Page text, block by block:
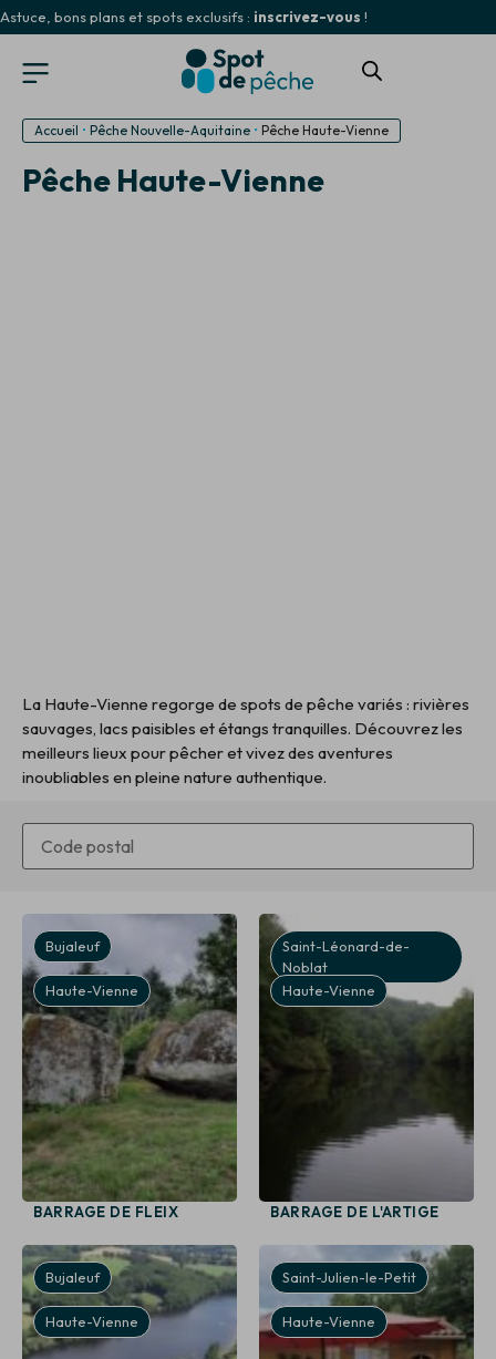
Astuce, bons plans et spots exclusifs : inscrivez-vous !
Accueil • Pêche Nouvelle-Aquitaine • Pêche Haute-Vienne
Pêche Haute-Vienne
La Haute-Vienne regorge de spots de pêche variés : rivières
sauvages, lacs paisibles et étangs tranquilles. Découvrez les
meilleurs lieux pour pêcher et vivez des aventures
inoubliables en pleine nature authentique.
Bujaleuf
Haute-Vienne
BARRAGE DE FLEIX
Saint-Léonard-de-
Noblat
Haute-Vienne
BARRAGE DE L'ARTIGE
Bujaleuf
Haute-Vienne
Saint-Julien-le-Petit
Haute-Vienne